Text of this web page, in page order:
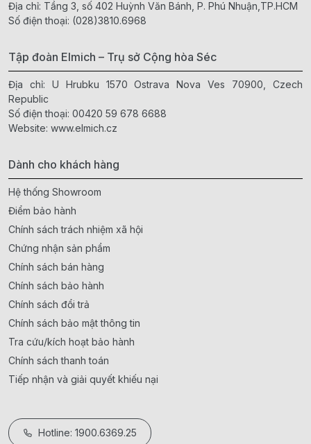
Địa chỉ: Tầng 3, số 402 Huỳnh Văn Bánh, P. Phú Nhuận,TP.HCM
Số điện thoại: (028)3810.6968
Tập đoàn Elmich – Trụ sở Cộng hòa Séc
Địa chỉ: U Hrubku 1570 Ostrava Nova Ves 70900, Czech
Republic
Số điện thoại: 00420 59 678 6688
Website: www.elmich.cz
Dành cho khách hàng
Hệ thống Showroom
Điểm bảo hành
Chính sách trách nhiệm xã hội
Chứng nhận sản phẩm
Chính sách bán hàng
Chính sách bảo hành
Chính sách đổi trả
Chính sách bảo mật thông tin
Tra cứu/kích hoạt bảo hành
Chính sách thanh toán
Tiếp nhận và giải quyết khiếu nại
Hotline: 1900.6369.25